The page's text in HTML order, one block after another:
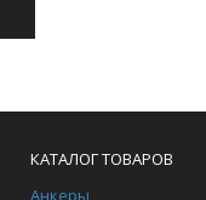
КАТАЛОГ ТОВАРОВ
Анкеры